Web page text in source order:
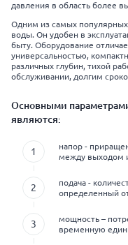
давления в область более
Одним из самых популярных
воды. Он удобен в
быту. Оборудование
универсальностью,
различных глубин, тихой
обслуживании, долгим
Основными
являются:
напор -
между выходом
подача -
определенный
мощность –
временную